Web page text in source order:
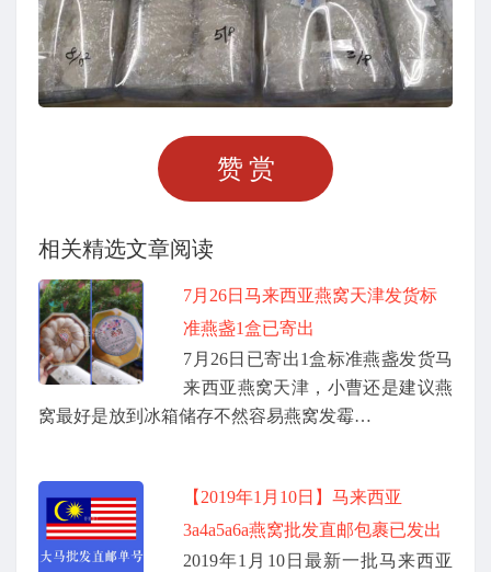
赞赏
相关精选文章阅读
7月26日马来西亚燕窝天津发货标
准燕盏1盒已寄出
7月26日已寄出1盒标准燕盏发货马
来西亚燕窝天津，小曹还是建议燕
窝最好是放到冰箱储存不然容易燕窝发霉…
【2019年1月10日】马来西亚
3a4a5a6a燕窝批发直邮包裹已发出
2019年1月10日最新一批马来西亚